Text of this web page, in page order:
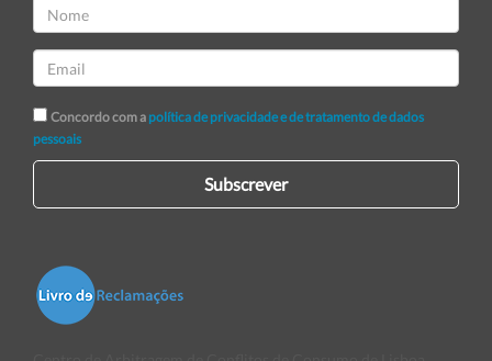
Concordo com a política de privacidade e de tratamento de dados
pessoais
Subscrever